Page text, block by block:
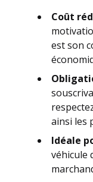
Coût
est son
ainsi les
Idéale
véhicule